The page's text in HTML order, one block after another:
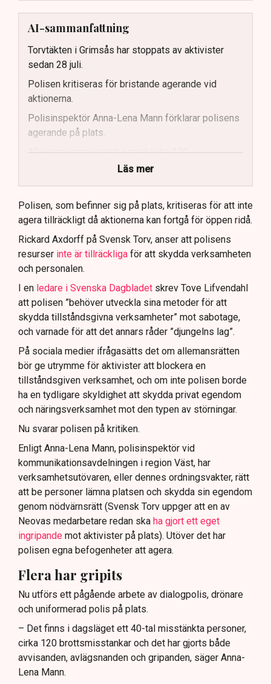
AI-sammanfattning
Torvtäkten i Grimsås har stoppats av aktivister
sedan 28 juli.
Polisen kritiseras för bristande agerande vid
aktionerna.
Polisinspektör Anna-Lena Mann förklarar polisens
agerande på plats.
40 personer misstänks med cirka 120
brottsmisstankar kopplade.
Polisen använder drönare och uniformerad polis
för att dokumentera bevis.
Samtidigt är polisarbetet komplext när det gäller
att navigera juridiska rättigheter och gränser.
Läs mer
Polisen, som befinner sig på plats, kritiseras för att inte
agera tillräckligt då aktionerna kan fortgå för öppen ridå.
Rickard Axdorff på Svensk Torv, anser att polisens
resurser inte är tillräckliga för att skydda verksamheten
och personalen.
I en ledare i Svenska Dagbladet skrev Tove Lifvendahl
att polisen ”behöver utveckla sina metoder för att
skydda tillståndsgivna verksamheter” mot sabotage,
och varnade för att det annars råder ”djungelns lag”.
På sociala medier ifrågasätts det om allemansrätten
bör ge utrymme för aktivister att blockera en
tillståndsgiven verksamhet, och om inte polisen borde
ha en tydligare skyldighet att skydda privat egendom
och näringsverksamhet mot den typen av störningar.
Nu svarar polisen på kritiken.
Enligt Anna-Lena Mann, polisinspektör vid
kommunikationsavdelningen i region Väst, har
verksamhetsutövaren, eller dennes ordningsvakter, rätt
att be personer lämna platsen och skydda sin egendom
genom nödvärnsrätt (Svensk Torv uppger att en av
Neovas medarbetare redan ska ha gjort ett eget
ingripande mot aktivister på plats). Utöver det har
polisen egna befogenheter att agera.
Flera har gripits
Nu utförs ett pågående arbete av dialogpolis, drönare
och uniformerad polis på plats.
– Det finns i dagsläget ett 40-tal misstänkta personer,
cirka 120 brottsmisstankar och det har gjorts både
avvisanden, avlägsnanden och gripanden, säger Anna-
Lena Mann.